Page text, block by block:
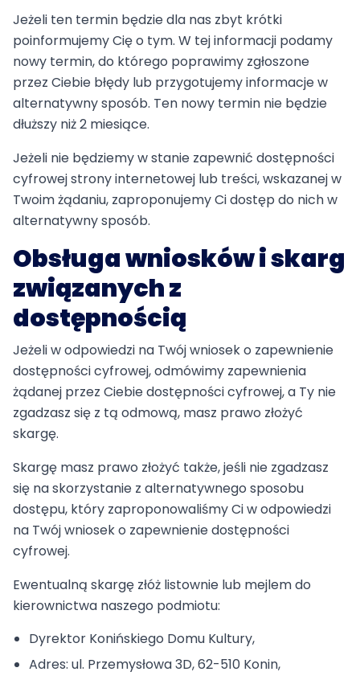
Jeżeli ten termin będzie dla nas zbyt krótki
poinformujemy Cię o tym. W tej informacji podamy
nowy termin, do którego poprawimy zgłoszone
przez Ciebie błędy lub przygotujemy informacje w
alternatywny sposób. Ten nowy termin nie będzie
dłuższy niż 2 miesiące.
Jeżeli nie będziemy w stanie zapewnić dostępności
cyfrowej strony internetowej lub treści, wskazanej w
Twoim żądaniu, zaproponujemy Ci dostęp do nich w
alternatywny sposób.
Obsługa wniosków i skarg
związanych z
dostępnością
Jeżeli w odpowiedzi na Twój wniosek o zapewnienie
dostępności cyfrowej, odmówimy zapewnienia
żądanej przez Ciebie dostępności cyfrowej, a Ty nie
zgadzasz się z tą odmową, masz prawo złożyć
skargę.
Skargę masz prawo złożyć także, jeśli nie zgadzasz
się na skorzystanie z alternatywnego sposobu
dostępu, który zaproponowaliśmy Ci w odpowiedzi
na Twój wniosek o zapewnienie dostępności
cyfrowej.
Ewentualną skargę złóż listownie lub mejlem do
kierownictwa naszego podmiotu:
Dyrektor Konińskiego Domu Kultury,
Adres: ul. Przemysłowa 3D, 62-510 Konin,